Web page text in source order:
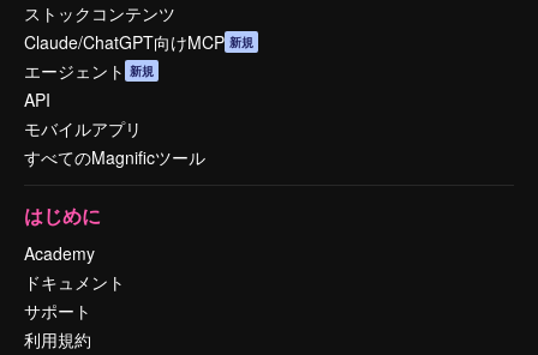
ストックコンテンツ
Claude/ChatGPT向けMCP 新規
エージェント 新規
API
モバイルアプリ
すべてのMagnificツール
はじめに
Academy
ドキュメント
サポート
利用規約